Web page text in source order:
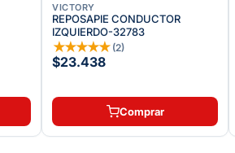
VICTORY
REPOSAPIE CONDUCTOR
IZQUIERDO-32783
★★★★★ (2)
$23.438
Comprar